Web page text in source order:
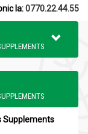
la:0770.22.44.55
Supplements